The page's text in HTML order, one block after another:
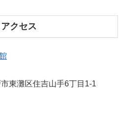
クセス
東灘区住吉山手6丁目1-1